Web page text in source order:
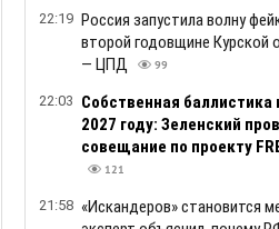
22:19 Россия запустила волну
второй годовщине Курской
— ЦПД
99
22:03 Собственная баллистика
2027 году: Зеленский
совещание по проекту
121
21:58 «Искандеров» становится